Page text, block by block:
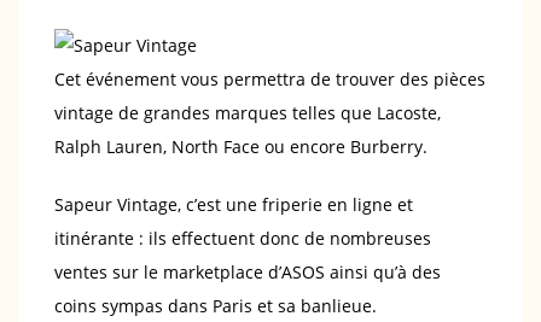
Cet événement vous permettra de trouver des pièces
vintage de grandes marques telles que Lacoste,
Ralph Lauren, North Face ou encore Burberry.
Sapeur Vintage, c’est une friperie en ligne et
itinérante : ils effectuent donc de nombreuses
ventes sur le marketplace d’ASOS ainsi qu’à des
coins sympas dans Paris et sa banlieue.